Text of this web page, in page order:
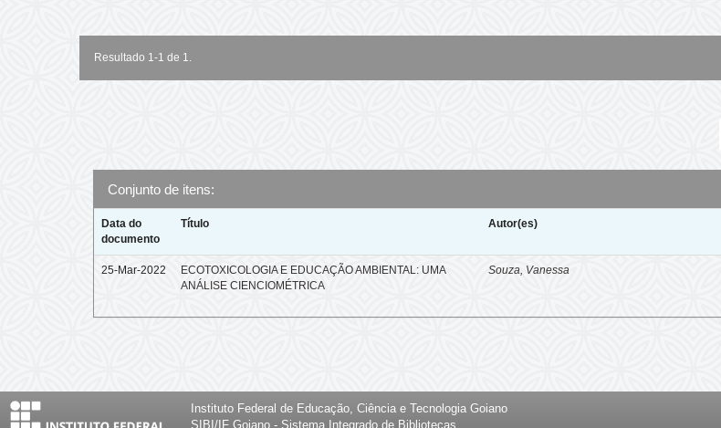
Resultado 1-1 de 1.
Conjunto de itens:
Data do
documento
Título Autor(es)
25-Mar-2022
ECOTOXICOLOGIA E EDUCAÇÃO AMBIENTAL: UMA
ANÁLISE CIENCIOMÉTRICA
Souza, Vanessa
Instituto Federal de Educação, Ciência e Tecnologia Goiano
SIBI/IF Goiano - Sistema Integrado de Bibliotecas